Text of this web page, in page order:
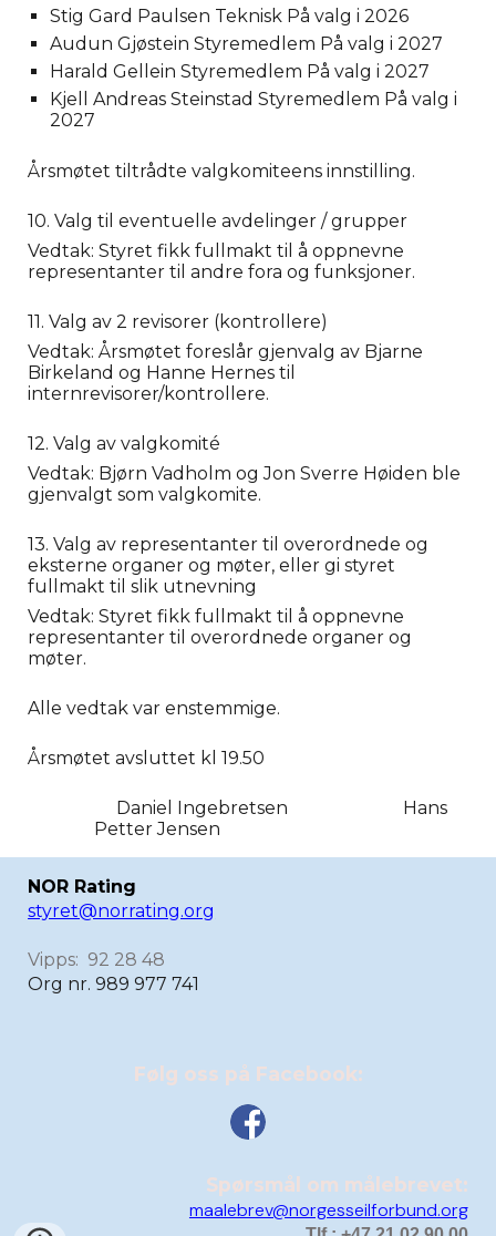
Stig Gard Paulsen Teknisk På valg i 2026
Audun Gjøstein Styremedlem På valg i 2027
Harald Gellein Styremedlem På valg i 2027
Kjell Andreas Steinstad Styremedlem På valg i
2027
Årsmøtet tiltrådte valgkomiteens innstilling.
10. Valg til eventuelle avdelinger / grupper
Vedtak: Styret fikk fullmakt til å oppnevne
representanter til andre fora og funksjoner.
11. Valg av 2 revisorer (kontrollere)
Vedtak: Årsmøtet foreslår gjenvalg av Bjarne
Birkeland og Hanne Hernes til
internrevisorer/kontrollere.
12. Valg av valgkomité
Vedtak: Bjørn Vadholm og Jon Sverre Høiden ble
gjenvalgt som valgkomite.
13. Valg av representanter til overordnede og
eksterne organer og møter, eller gi styret
fullmakt til slik utnevning
Vedtak: Styret fikk fullmakt til å oppnevne
representanter til overordnede organer og
møter.
Alle vedtak var enstemmige.
Årsmøtet avsluttet kl 19.50
Daniel Ingebretsen Hans
Petter Jensen
NOR Rating
styret@norrating.org
Vipps: 92 28 48
Org nr. 989 977 741
Følg oss på Facebook:
Spørsmål om målebrevet:
maalebrev@norgesseilforbund.org